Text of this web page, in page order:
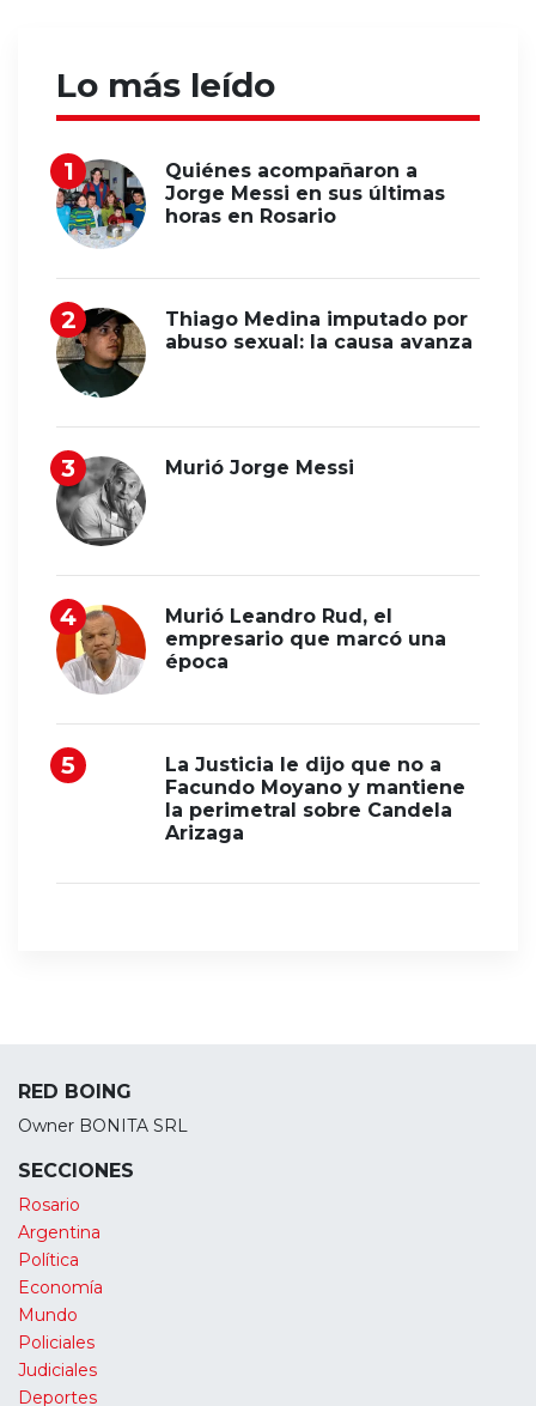
Lo más leído
Quiénes acompañaron a
Jorge Messi en sus últimas
horas en Rosario
Thiago Medina imputado por
abuso sexual: la causa avanza
Murió Jorge Messi
Murió Leandro Rud, el
empresario que marcó una
época
La Justicia le dijo que no a
Facundo Moyano y mantiene
la perimetral sobre Candela
Arizaga
RED BOING
Owner BONITA SRL
SECCIONES
Rosario
Argentina
Política
Economía
Mundo
Policiales
Judiciales
Deportes